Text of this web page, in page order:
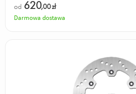
od 620,00zł
Darmowa dostawa